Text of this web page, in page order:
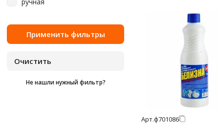
Ренессанс Косметик
Ушастый Нянь
Чистин
3 кг
300 г
3000
5 л
Не нашли нужный фильтр?
Арт.ф701086